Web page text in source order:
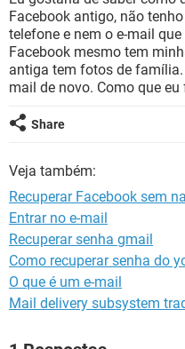
GUIA DE COMPRAS
INSTAGRAM
GUIA DE COMPRAS
Facebook antigo, não
telefone e nem o e-mail
Facebook mesmo tem
antiga tem fotos de família.
mail de novo. Como que
Share
Veja também:
Recuperar Facebook sem
Entrar no e-mail
Recuperar senha gmail
Como recuperar senha do
O que é um e-mail
Mail delivery subsystem